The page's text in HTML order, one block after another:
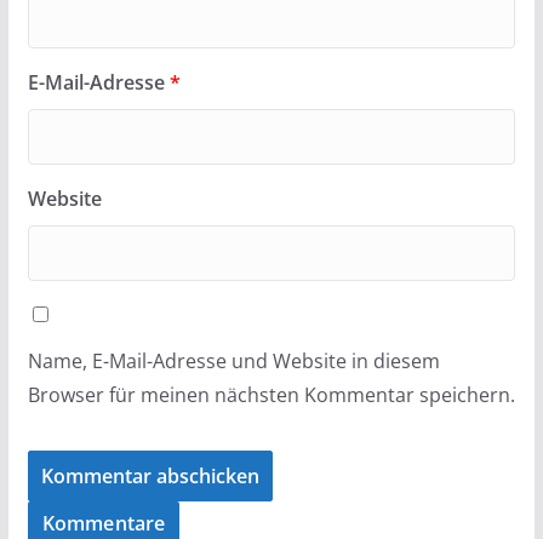
E-Mail-Adresse*
Website
Name, E-Mail-Adresse und Website in diesem
Browser für meinen nächsten Kommentar speichern.
Kommentare